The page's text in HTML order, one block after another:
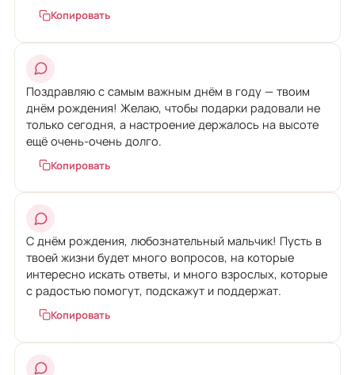
Копировать
Поздравляю с самым важным днём в году — твоим
днём рождения! Желаю, чтобы подарки радовали не
только сегодня, а настроение держалось на высоте
ещё очень-очень долго.
Копировать
С днём рождения, любознательный мальчик! Пусть в
твоей жизни будет много вопросов, на которые
интересно искать ответы, и много взрослых, которые
с радостью помогут, подскажут и поддержат.
Копировать